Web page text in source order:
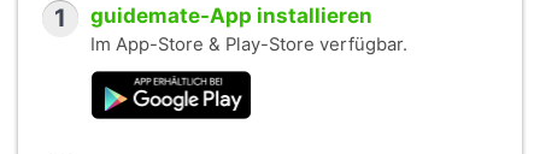
1 guidemate-App installieren
Im App-Store & Play-Store verfügbar.